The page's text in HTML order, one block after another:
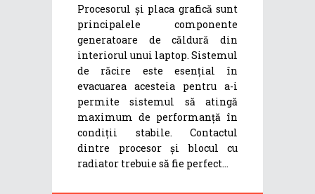
Procesorul și placa grafică sunt
principalele componente
generatoare de căldură din
interiorul unui laptop. Sistemul
de răcire este esențial în
evacuarea acesteia pentru a-i
permite sistemul să atingă
maximum de performanță în
condiții stabile. Contactul
dintre procesor și blocul cu
radiator trebuie să fie perfect